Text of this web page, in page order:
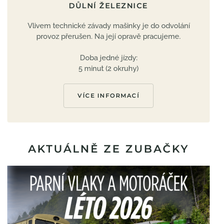
DŮLNÍ ŽELEZNICE
Vlivem technické závady mašinky je do odvolání
provoz přerušen. Na její opravě pracujeme.
Doba jedné jízdy:
5 minut (2 okruhy)
VÍCE INFORMACÍ
AKTUÁLNĚ ZE ZUBAČKY